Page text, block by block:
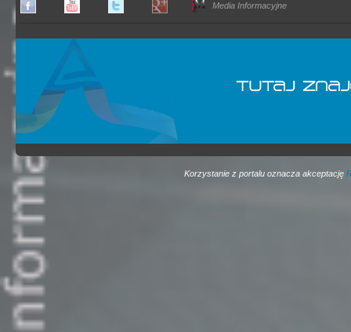
Media Informacyjne
Korzystanie z portalu oznacza akceptację